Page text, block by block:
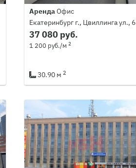
АрендаОфис
Екатеринбург г., Цвиллинга ул., 6
37 080 руб.
1 200 руб./м 2
30.90 м 2